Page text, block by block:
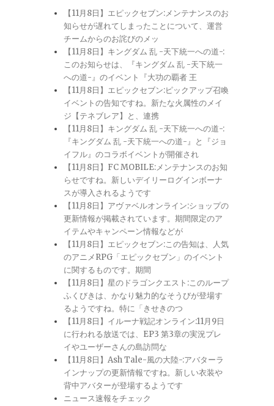
【11月8日】エピックセブン:メンテナンスのお
知らせが遅れてしまったことについて、運営
チームからのお詫びのメッ
【11月8日】キングダム 乱 -天下統一への道-:
このお知らせは、『キングダム 乱 -天下統一
への道-』のイベント『大功の覇者 王
【11月8日】エピックセブン:ピックアップ召喚
イベントの告知ですね。新たな火属性のメイ
ジ【テネブレア】と、連携
【11月8日】キングダム 乱 -天下統一への道-:
『キングダム 乱 -天下統一への道-』と『ジョ
イフル』のコラボイベントが開催され
【11月8日】FC MOBILE:メンテナンスのお知
らせですね。新しいデイリーログインボーナ
スが導入されるようです
【11月8日】アヴァベルオンライン:ショップの
更新情報が掲載されています。期間限定のア
イテムやキャンペーン情報などが
【11月8日】エピックセブン:この告知は、人気
のアニメRPG「エピックセブン」のイベント
に関するものです。期間
【11月8日】星のドラゴンクエスト:このループ
ふくびきは、かなり魅力的なそうびが登場す
るようですね。特に「きせきのつ
【11月8日】イルーナ戦記オンライン:11月9日
に行われる放送では、EP3 第3章の実況プレ
イやユーザーさんの島訪問な
【11月8日】Ash Tale-風の大陸-:アバターラ
インナップの更新情報ですね。新しい衣装や
背中アバターが登場するようです
ニュース速報をチェック